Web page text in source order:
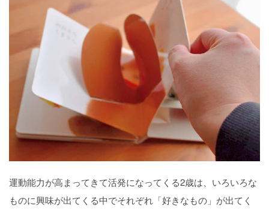
運動能力が高まってきて活発になってくる2歳は、いろいろな
ものに興味が出てくる中でそれぞれ「好きなもの」が出てく